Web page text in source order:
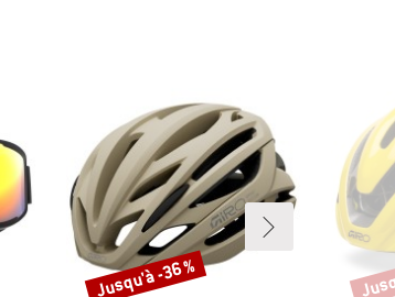
Remise
Jusqu'à -36 %